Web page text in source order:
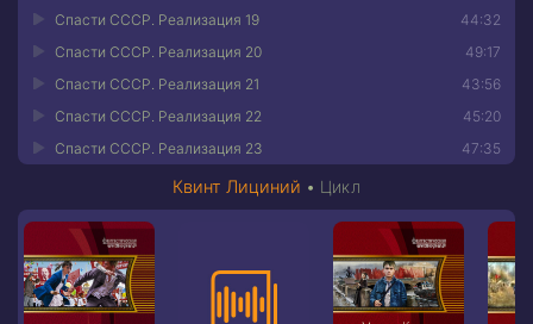
44:32
Спасти СССР. Реализация 19
49:17
Спасти СССР. Реализация 20
43:56
Спасти СССР. Реализация 21
45:20
Спасти СССР. Реализация 22
47:35
Спасти СССР. Реализация 23
Квинт Лициний • Цикл